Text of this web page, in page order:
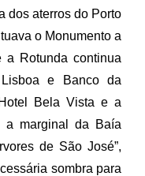
dos aterros do Porto
o Monumento a
a Rotunda continua
e Banco da
Bela Vista e a
a marginal da Baía
de São José”,
sombra para